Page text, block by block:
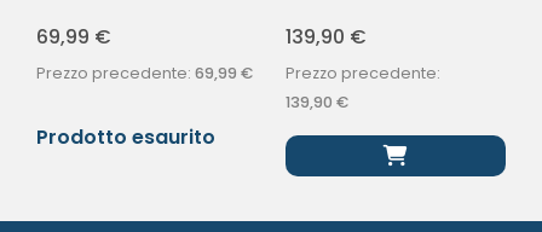
69,99 €
Prezzo precedente: 69,99 €
Prodotto esaurito
139,90 €
Prezzo precedente:
139,90 €